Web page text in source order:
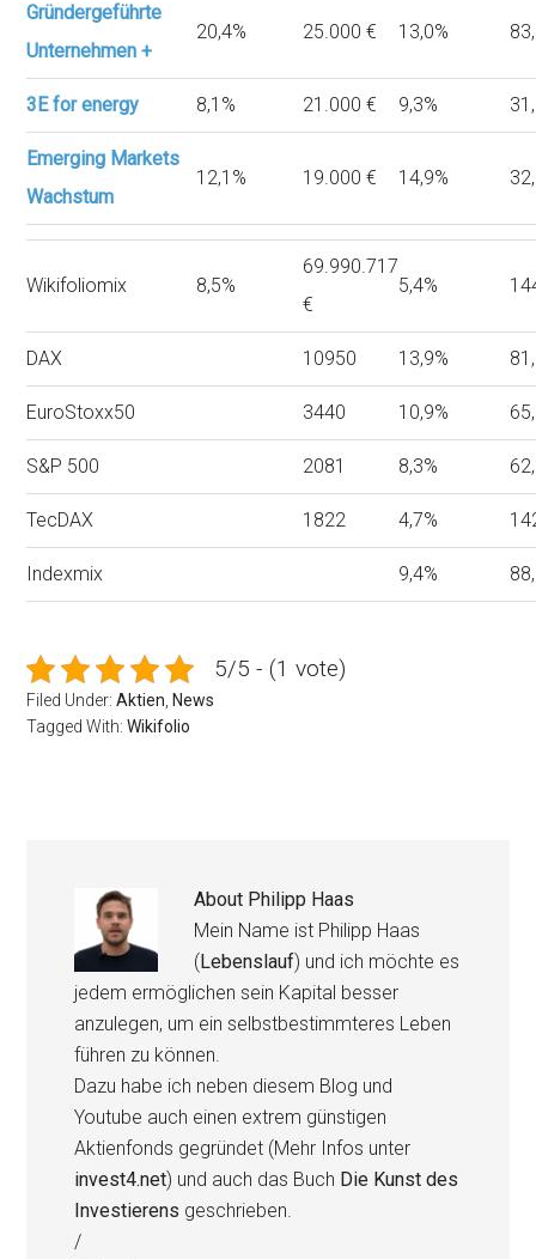
Gründergeführte
Unternehmen +
20,4% 25.000 € 13,0%
3E for energy 8,1% 21.000 € 9,3%
Emerging Markets
Wachstum
12,1% 19.000 € 14,9%
Wikifoliomix 8,5%
69.990.717
€
5,4%
DAX 10950 13,9%
EuroStoxx50 3440 10,9%
S&P 500 2081 8,3%
TecDAX 1822 4,7%
Indexmix 9,4%
5/5 - (1 vote)
Filed Under:Aktien News
Tagged With:Wikifolio
About Philipp Haas
Mein Name ist Philipp Haas
(Lebenslauf) und ich möchte es
jedem ermöglichen sein Kapital besser
anzulegen, um ein selbstbestimmteres Leben
führen zu können.
Dazu habe ich neben diesem Blog und
Youtube auch einen extrem günstigen
Aktienfonds gegründet (Mehr Infos unter
invest4.net) und auch das Buch Die Kunst des
Investierens geschrieben.
/